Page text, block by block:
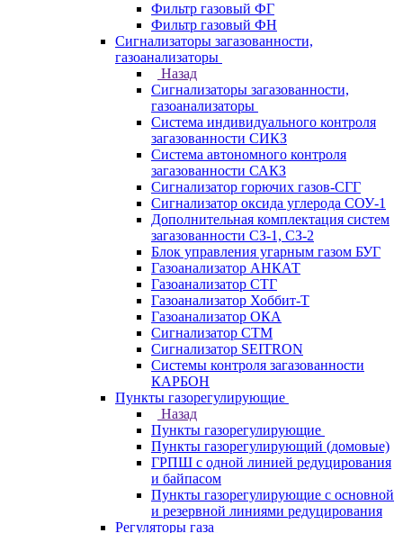
Фильтр газовый ФГ
Фильтр газовый ФН
Сигнализаторы загазованности,
газоанализаторы
Назад
Сигнализаторы загазованности,
газоанализаторы
Система индивидуального контроля
загазованности СИКЗ
Система автономного контроля
загазованности САКЗ
Сигнализатор горючих газов-СГГ
Сигнализатор оксида углерода СОУ-1
Дополнительная комплектация систем
загазованности СЗ-1, СЗ-2
Блок управления угарным газом БУГ
Газоанализатор АНКАТ
Газоанализатор СТГ
Газоанализатор Хоббит-Т
Газоанализатор ОКА
Сигнализатор СТМ
Сигнализатор SEITRON
Системы контроля загазованности
КАРБОН
Пункты газорегулирующие
Назад
Пункты газорегулирующие
Пункты газорегулирующий (домовые)
ГРПШ с одной линией редуцирования
и байпасом
Пункты газорегулирующие с основной
и резервной линиями редуцирования
Регуляторы газа